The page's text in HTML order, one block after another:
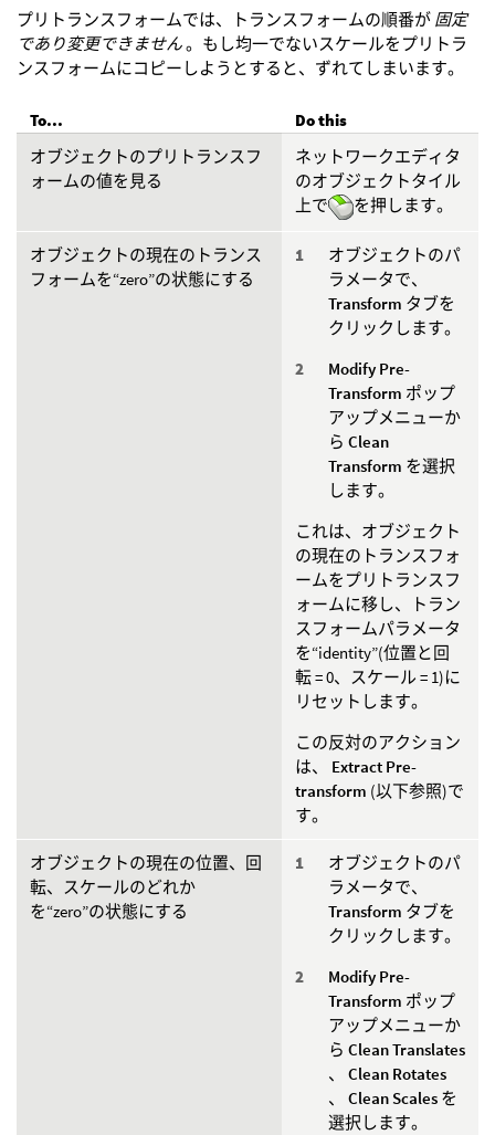
プリトランスフォームでは、トランスフォームの順番が 固定
であり変更できません。もし均一でないスケールをプリトラ
ンスフォームにコピーしようとすると、ずれてしまいます。
To...
Do this
オブジェクトのプリトランスフ
ォームの値を見る
ネットワークエディタ
のオブジェクトタイル
上で
を押します。
オブジェクトの現在のトランス
フォームを“zero”の状態にする
オブジェクトのパ
ラメータで、
Transform タブを
クリックします。
Modify Pre-
Transform ポップ
アップメニューか
ら Clean
Transform を選択
します。
これは、オブジェクト
の現在のトランスフォ
ームをプリトランスフ
ォームに移し、トラン
スフォームパラメータ
を“identity”(位置と回
転 = 0、スケール = 1)に
リセットします。
この反対のアクション
は、 Extract Pre-
transform (以下参照)で
す。
オブジェクトの現在の位置、回
転、スケールのどれか
を“zero”の状態にする
オブジェクトのパ
ラメータで、
Transform タブを
クリックします。
Modify Pre-
Transform ポップ
アップメニューか
ら Clean Translates
、 Clean Rotates
、 Clean Scales を
選択します。